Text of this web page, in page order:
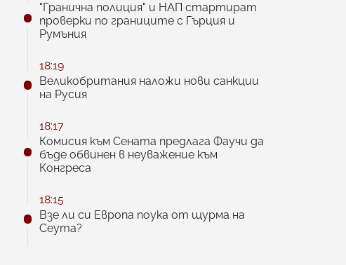
"Гранична полиция" и НАП стартират
проверки по границите с Гърция и
Румъния
18:19
Великобритания наложи нови санкции
на Русия
18:17
Комисия към Сената предлага Фаучи да
бъде обвинен в неуважение към
Конгреса
18:15
Взе ли си Европа поука от щурма на
Сеута?